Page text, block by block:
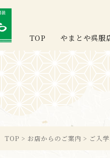
TOP やまとや呉服
TOP > お店からのご案内 > ご入